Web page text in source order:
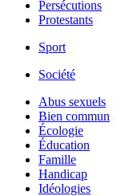
Persécutions
Protestants
Sport
Société
Abus sexuels
Bien commun
Écologie
Éducation
Famille
Handicap
Idéologies